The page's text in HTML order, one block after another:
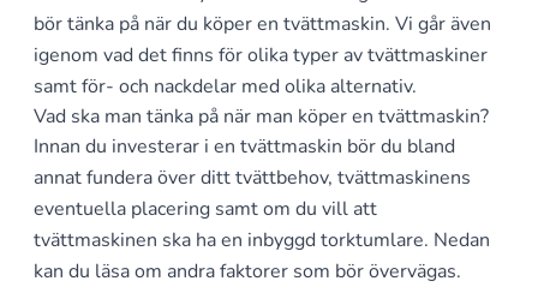
bör tänka på när du köper en tvättmaskin. Vi går även
igenom vad det finns för olika typer av tvättmaskiner
samt för- och nackdelar med olika alternativ.
Vad ska man tänka på när man köper en tvättmaskin?
Innan du investerar i en tvättmaskin bör du bland
annat fundera över ditt tvättbehov, tvättmaskinens
eventuella placering samt om du vill att
tvättmaskinen ska ha en inbyggd torktumlare. Nedan
kan du läsa om andra faktorer som bör övervägas.